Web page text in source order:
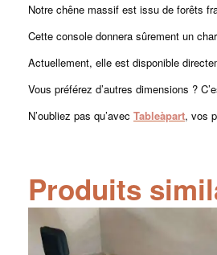
Notre chêne massif est issu de forêts
Cette console donnera sûrement un
Actuellement, elle est disponible
Vous préférez d’autres dimensions ?
N’oubliez pas qu’avec Tableàpart, vos
Produits